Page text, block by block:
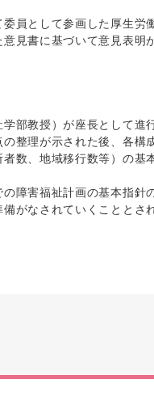
員として参画した厚生労
見書に基づいて意見表明
部教授）が座長として進
整理が示された後、各構
数、地域移行数等）の基
障害福祉計画の基本指針
がなされていくこととさ